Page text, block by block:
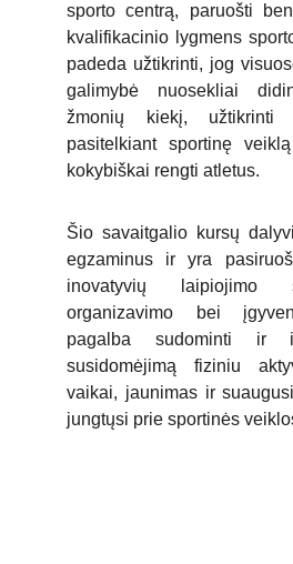
sporto centrą, paruošti
kvalifikacinio lygmens
padeda užtikrinti, jog
galimybė nuosekliai
žmonių kiekį, užtikrinti
pasitelkiant sportinę
kokybiškai rengti atletus.
Šio savaitgalio kursų
egzaminus ir yra
inovatyvių laipiojimo
organizavimo bei
pagalba sudominti ir
susidomėjimą fiziniu
vaikai, jaunimas ir
jungtųsi prie sportinės